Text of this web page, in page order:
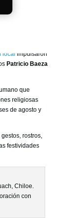
local impulsaron
Patricio Baeza
que
religiosas
de agosto y
rostros,
festividades
Chiloe.
con